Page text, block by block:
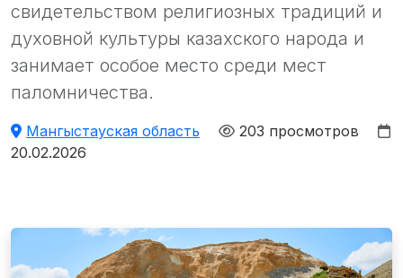
свидетельством религиозных традиций и
духовной культуры казахского народа и
занимает особое место среди мест
паломничества.
Мангыстауская область
203 просмотров
20.02.2026